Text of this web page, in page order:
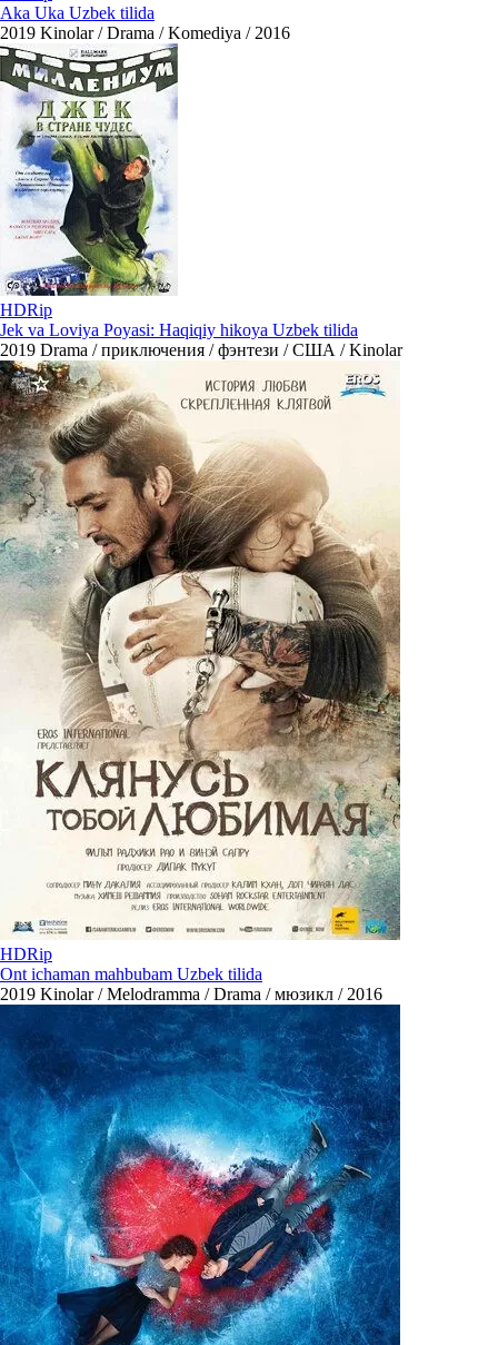
Aka Uka Uzbek tilida
2019 Kinolar / Drama / Komediya / 2016
HDRip
Jek va Loviya Poyasi: Haqiqiy hikoya Uzbek tilida
2019 Drama / приключения / фэнтези / США / Kinolar
HDRip
Ont ichaman mahbubam Uzbek tilida
2019 Kinolar / Melodramma / Drama / мюзикл / 2016